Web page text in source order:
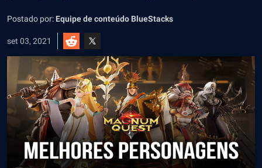
Postado por: Equipe de conteúdo BlueStacks
set 03, 2021